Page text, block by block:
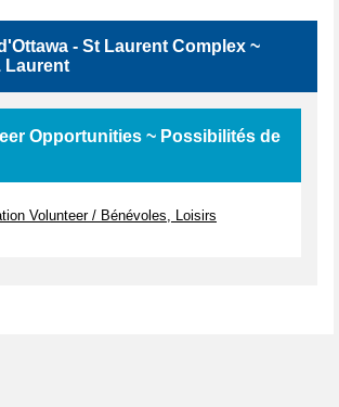
- St Laurent Complex ~
Laurent
Opportunities ~ Possibilités de
Volunteer / Bénévoles, Loisirs